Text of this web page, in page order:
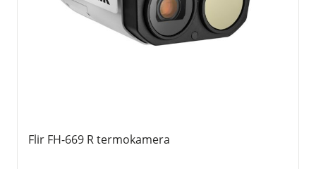
Flir FH-669 R termokamera